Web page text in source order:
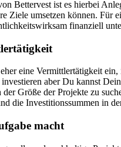
Bettervest ist es hierbei
Ziele umsetzen können. Für
finanziell
eine Vermittlertätigkeit ein,
aber Du kannst
Größe der Projekte zu
die Investitionssummen in
macht